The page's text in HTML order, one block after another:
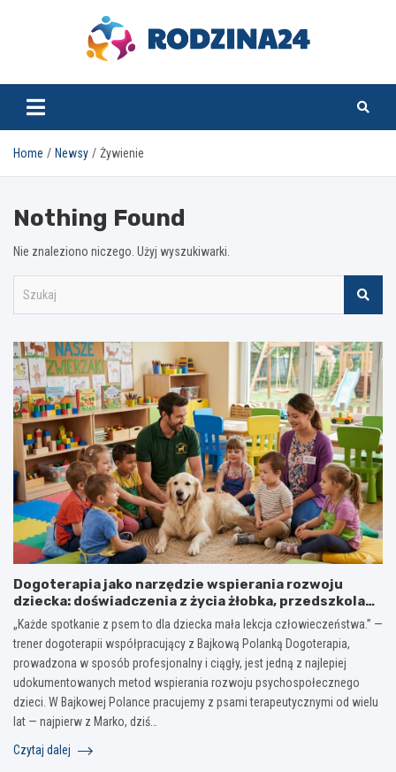
rodzina24.pl
Home Newsy Żywienie
Nothing Found
Nie znaleziono niczego. Użyj wyszukiwarki.
k
a
j
Dogoterapia jako narzędzie wspierania rozwoju
dziecka: doświadczenia z życia żłobka, przedszkola
ma bazie wieloletniej obserwacji
„Każde spotkanie z psem to dla dziecka mała lekcja człowieczeństwa.” —
trener dogoterapii współpracujący z Bajkową Polanką Dogoterapia,
prowadzona w sposób profesjonalny i ciągły, jest jedną z najlepiej
udokumentowanych metod wspierania rozwoju psychospołecznego
dzieci. W Bajkowej Polance pracujemy z psami terapeutycznymi od wielu
lat — najpierw z Marko, dziś…
Czytaj dalej